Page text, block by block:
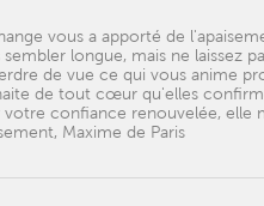
vous a apporté de
longue, mais ne laissez
de vue ce qui vous anime
de tout cœur qu'elles
votre confiance renouvelée, elle
Maxime de Paris